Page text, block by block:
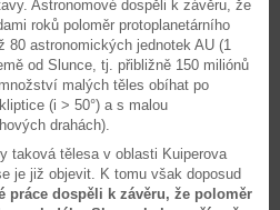
Astronomové dospěli k závěru, že
roků poloměr protoplanetárního
astronomických jednotek AU (1
od Slunce, tj. přibližně 150 miliónů
malých těles obíhat po
(i > 50°) a s malou
drahách).
taková tělesa v oblasti Kuiperova
je již objevit. K tomu však doposud
práce dospěli k závěru, že poloměr